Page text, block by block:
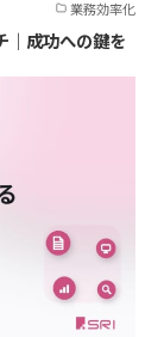
業務効率化
｜成功への鍵を